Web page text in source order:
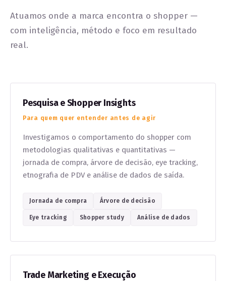
Atuamos onde a marca encontra o shopper —
com inteligência, método e foco em resultado
real.
Pesquisa e Shopper Insights
Para quem quer entender antes de agir
Investigamos o comportamento do shopper com
metodologias qualitativas e quantitativas —
jornada de compra, árvore de decisão, eye tracking,
etnografia de PDV e análise de dados de saída.
Jornada de compra Árvore de decisão
Eye tracking Shopper study Análise de dados
Trade Marketing e Execução